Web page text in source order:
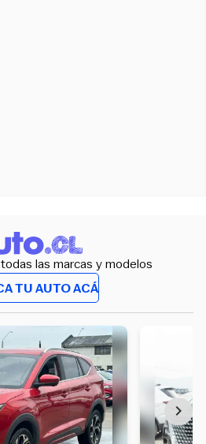
las marcas y modelos
TU AUTO ACÁ